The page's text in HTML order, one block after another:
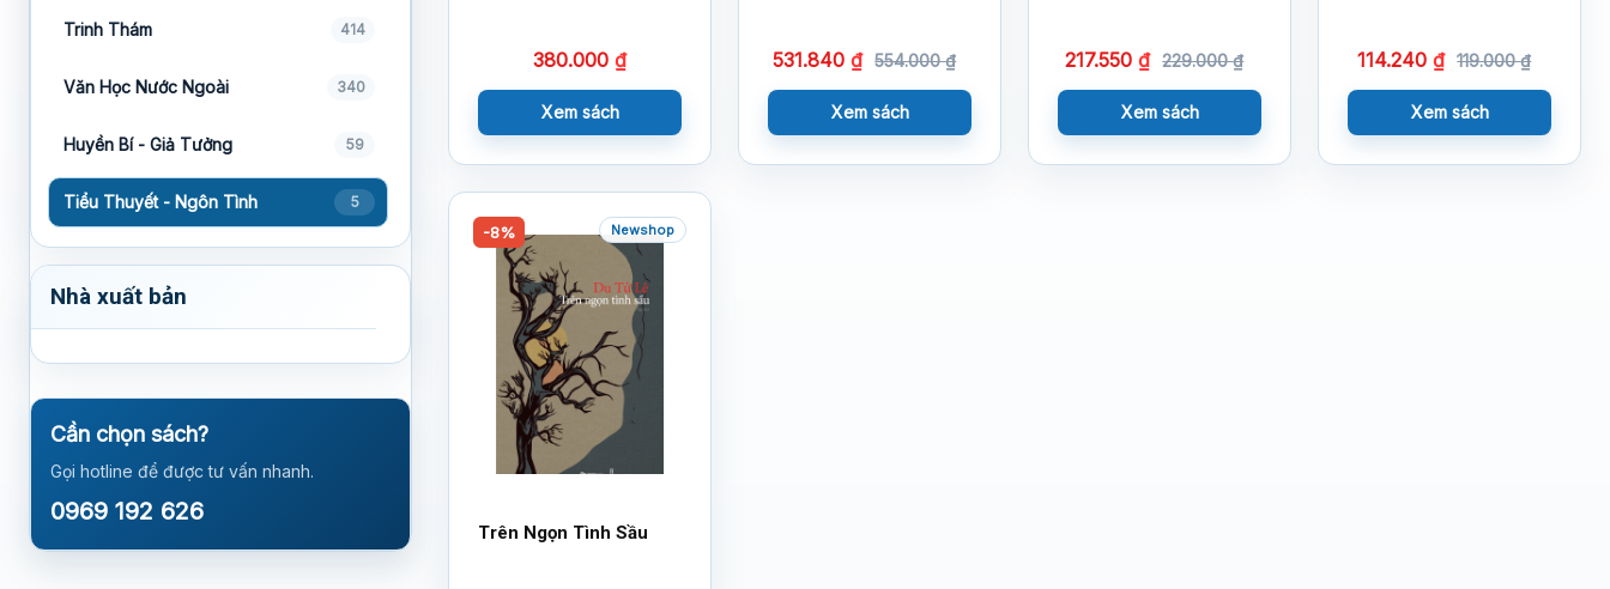
Trinh Thám 414
Văn Học Nước Ngoài 340
Huyền Bí - Giả Tưởng 59
Tiểu Thuyết - Ngôn Tình 5
Nhà xuất bản
Cần chọn sách?
Gọi hotline để được tư vấn nhanh.
0969 192 626
380.000 ₫
Xem sách
531.840₫ 554.000₫
Xem sách
217.550₫ 229.000₫
Xem sách
114.240₫ 119.000₫
Xem sách
-8% Newshop
Trên Ngọn Tình Sầu